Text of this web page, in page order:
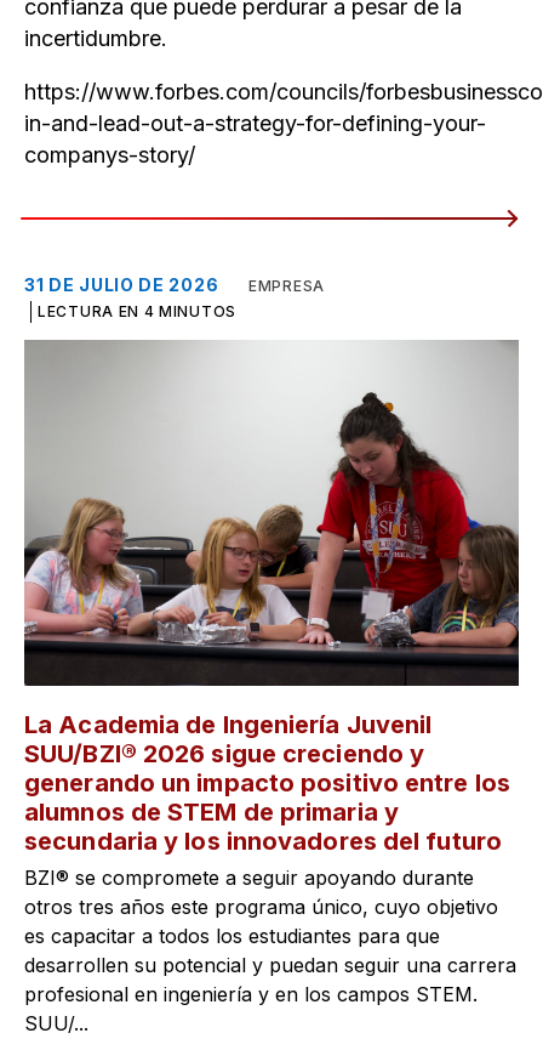
confianza que puede perdurar a pesar de la
incertidumbre.
https://www.forbes.com/councils/
in-and-lead-out-a-strategy-for-defining-your-
companys-story/
31 DE JULIO DE 2026
EMPRESA
LECTURA EN 4 MINUTOS
La Academia de Ingeniería Juvenil
SUU/BZI® 2026 sigue creciendo y
generando un impacto positivo entre los
alumnos de STEM de primaria y
secundaria y los innovadores del futuro
BZI® se compromete a seguir apoyando durante
otros tres años este programa único, cuyo objetivo
es capacitar a todos los estudiantes para que
desarrollen su potencial y puedan seguir una carrera
profesional en ingeniería y en los campos STEM.
SUU/...